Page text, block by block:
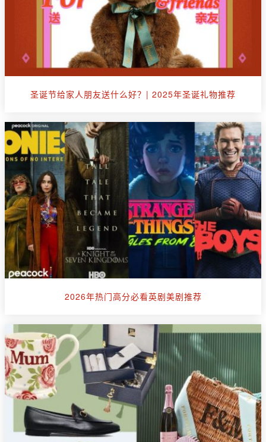
圣诞节给家人朋友送什么好？| 2025年圣诞礼物推荐
2026年热门高分必看英剧美剧推荐